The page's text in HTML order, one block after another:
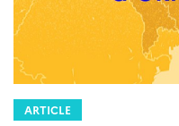
ARTICLE